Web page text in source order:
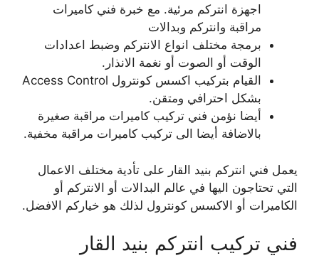
اجهزة انتركم مرئية. مع خبرة فني كاميرات
مراقبة وانتركم وبدالات
برمجة مختلف انواع الانتركم وضبط اعدادات
الوقت أو الصوت أو نغمة الانذار.
القيام بتركيب اكسس كونترول Access Control
بشكل احترافي ومتقن.
أيضا نؤمن فني تركيب كاميرات مراقبة صغيرة
بالاضافة أيضا الى تركيب كاميرات مراقبة مخفية.
يعمل فني انتركم بنيد القار على تأدية مختلف الاعمال
التي تحتاجون اليها في عالم البدالات أو الانتركم أو
الكاميرات أو الاكسس كونترول لذلك هو خياركم الافضل.
فني تركيب انتركم بنيد القار